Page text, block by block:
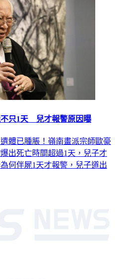
不只1天 兒才報警原因曝
體已腫脹！嶺南畫派宗師歐豪
出死亡時間超過1天，兒子才
何伴屍1天才報警，兒子道出